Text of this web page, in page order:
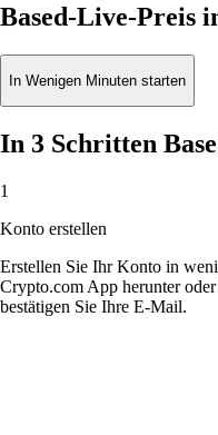
Based-Live-Preis
In Wenigen Minuten starten
In 3 Schritten
1
Konto erstellen
Erstellen Sie Ihr Konto in
Crypto.com App herunter
bestätigen Sie Ihre E-Mail.